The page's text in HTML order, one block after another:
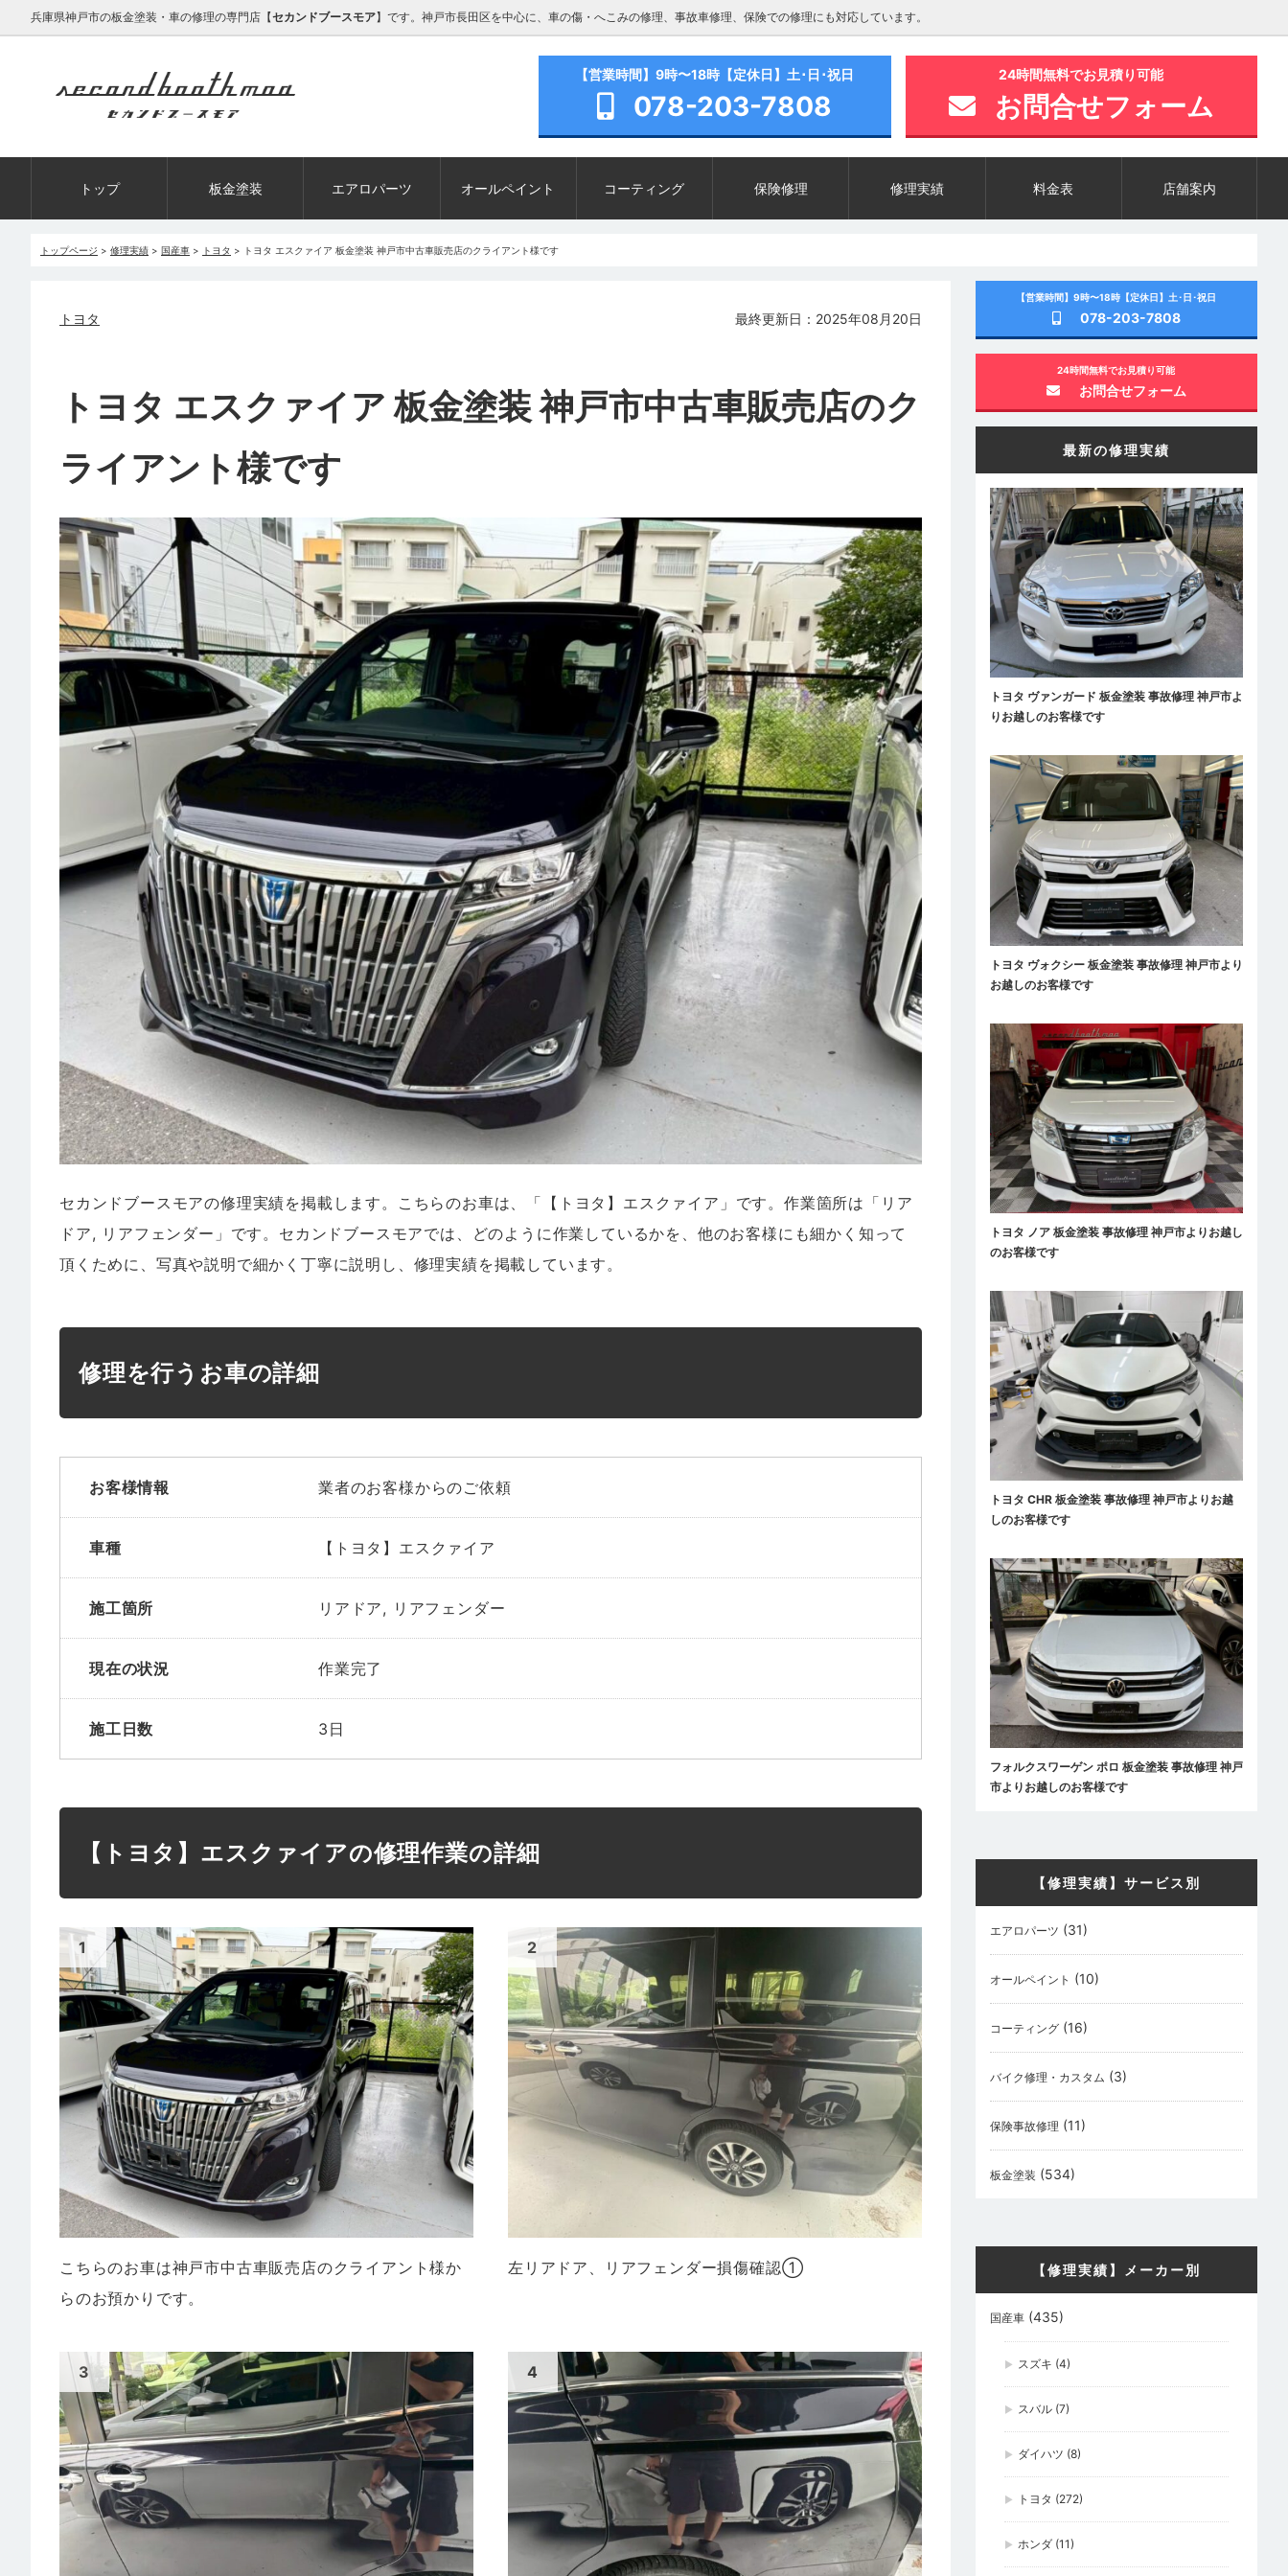
兵庫県神戸市の板金塗装・車の修理の専門店【セカンドブースモア】です。神戸市長田区を中心に、車の傷・へこみの修理、事故車修理、保険での修理にも対応しています。
【営業時間】9時〜18時【定休日】土･日･祝日
078-203-7808
24時間無料でお見積り可能
お問合せフォーム
トップ 板金塗装 エアロパーツ オールペイント コーティング 保険修理 修理実績 料金表 店舗案内
トップページ > 修理実績 > 国産車 > トヨタ > トヨタ エスクァイア 板金塗装 神戸市中古車販売店のクライアント様です
トヨタ 最終更新日：2025年08月20日
トヨタ エスクァイア 板金塗装 神戸市中古車販売店のク
ライアント様です
セカンドブースモアの修理実績を掲載します。こちらのお車は、「【トヨタ】エスクァイア」です。作業箇所は「リア
ドア, リアフェンダー」です。セカンドブースモアでは、どのように作業しているかを、他のお客様にも細かく知って
頂くために、写真や説明で細かく丁寧に説明し、修理実績を掲載しています。
修理を行うお車の詳細
お客様情報 業者のお客様からのご依頼
車種 【トヨタ】エスクァイア
施工箇所 リアドア, リアフェンダー
現在の状況 作業完了
施工日数 3日
【トヨタ】エスクァイアの修理作業の詳細
こちらのお車は神戸市中古車販売店のクライアント様か
らのお預かりです。
左リアドア、リアフェンダー損傷確認①
【営業時間】9時〜18時【定休日】土･日･祝日
078-203-7808
24時間無料でお見積り可能
お問合せフォーム
最新の修理実績
トヨタ ヴァンガード 板金塗装 事故修理 神戸市よ
りお越しのお客様です
トヨタ ヴォクシー 板金塗装 事故修理 神戸市より
お越しのお客様です
トヨタ ノア 板金塗装 事故修理 神戸市よりお越し
のお客様です
トヨタ CHR 板金塗装 事故修理 神戸市よりお越
しのお客様です
フォルクスワーゲン ポロ 板金塗装 事故修理 神戸
市よりお越しのお客様です
【修理実績】サービス別
エアロパーツ (31)
オールペイント (10)
コーティング(16)
バイク修理・カスタム (3)
保険事故修理 (11)
板金塗装 (534)
【修理実績】メーカー別
国産車(435)
スズキ (4)
スバル(7)
ダイハツ (8)
トヨタ (272)
ホンダ(11)